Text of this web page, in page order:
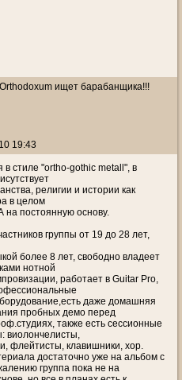
ищет барабанщика!!!
19:43
в стиле "ortho-gothic metall", в
религии и истории как
в целом
постоянную основу.
группы от 19 до 28 лет,
более 8 лет, свободно владеет
нотной
работает в Guitar Pro,
даже домашняя
пробных демо перед
также есть сессионные
виолончелисты,
флейтисты, клавишники, хор.
достаточно уже на альбом с
группа пока не на